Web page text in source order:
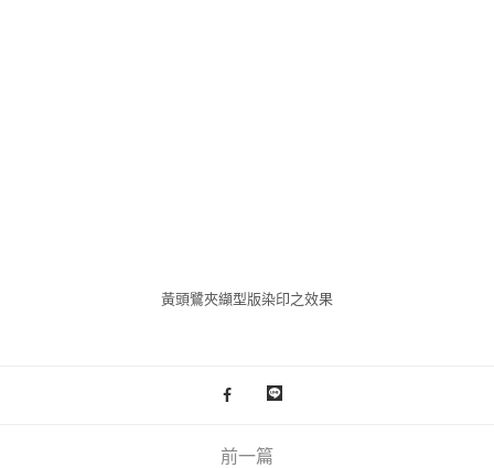
黃頭鷺夾纈型版染印之效果
前一篇